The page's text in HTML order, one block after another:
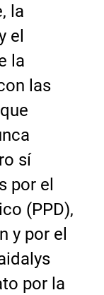
la
el
la
las
sí
por el
(PPD),
y por el
por la